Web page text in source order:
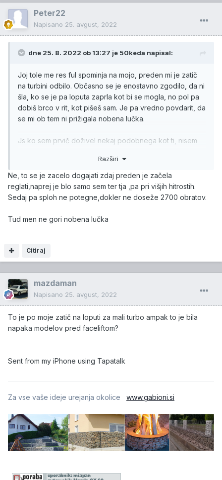
Peter22
Napisano 25. avgust, 2022
dne 25. 8. 2022 ob 13:27 je 50keda napisal:
Joj tole me res ful spominja na mojo, preden mi je zatič
na turbini odbilo. Občasno se je enostavno zgodilo, da ni
šla, ko se je pa loputa zaprla kot bi se mogla, no pol pa
dobiš brco v rit, kot pišeš sam. Je pa vredno povdarit, da
se mi ob tem ni prižigala nobena lučka.
Js ko sem prvič doživel nekaj podobnega kot ti, nisem
nikamor, tudi če sem prestavil v nižjo, da so se obrati
dvignili čez 3k ni blo nič. Po prispetju na cilj in ponovnem
zagonu motorja, je spet šla normalno.
Razširi
Ne, to se je zacelo dogajati zdaj preden je začela
reglati,naprej je blo samo sem ter tja ,pa pri višjih hitrostih.
Sedaj pa sploh ne potegne,dokler ne doseže 2700 obratov.
Tud men ne gori nobena lučka
Citiraj
mazdaman
Napisano 25. avgust, 2022
To je po moje zatič na loputi za mali turbo ampak to je bila
napaka modelov pred faceliftom?
Sent from my iPhone using Tapatalk
Za vse vaše ideje urejanja okolice www.gabioni.si